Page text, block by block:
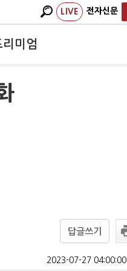
LIVE 전자신문
리미엄
답글쓰기
2023-07-27 04:00:00